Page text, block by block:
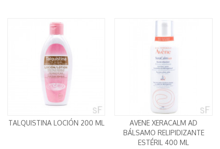
TALQUISTINA LOCIÓN 200 ML
AVENE XERACALM AD
BÁLSAMO RELIPIDIZANTE
ESTÉRIL 400 ML